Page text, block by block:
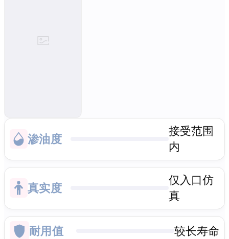
渗油度
接受范围
内
真实度
仅入口仿
真
耐用值 较长寿命